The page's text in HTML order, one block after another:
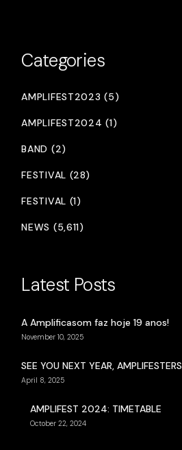
Categories
AMPLIFEST2023 (5)
AMPLIFEST2024 (1)
BAND (2)
FESTIVAL (28)
FESTIVAL (1)
NEWS (5,611)
Latest Posts
A Amplificasom faz hoje 19 anos!
November 10, 2025
SEE YOU NEXT YEAR, AMPLIFESTERS
April 8, 2025
AMPLIFEST 2024: TIMETABLE
October 22, 2024